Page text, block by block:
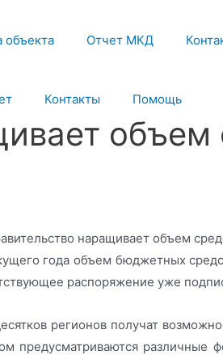
объекта Отчет МКД
Контакты Помощь
объем
года объем бюджетных
распоряжение уже
регионов получат
предусматриваются